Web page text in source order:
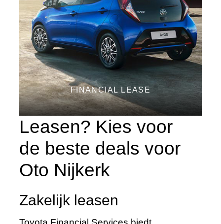
FINANCIAL LEASE
Leasen? Kies voor
de beste deals voor
Oto Nijkerk
Zakelijk leasen